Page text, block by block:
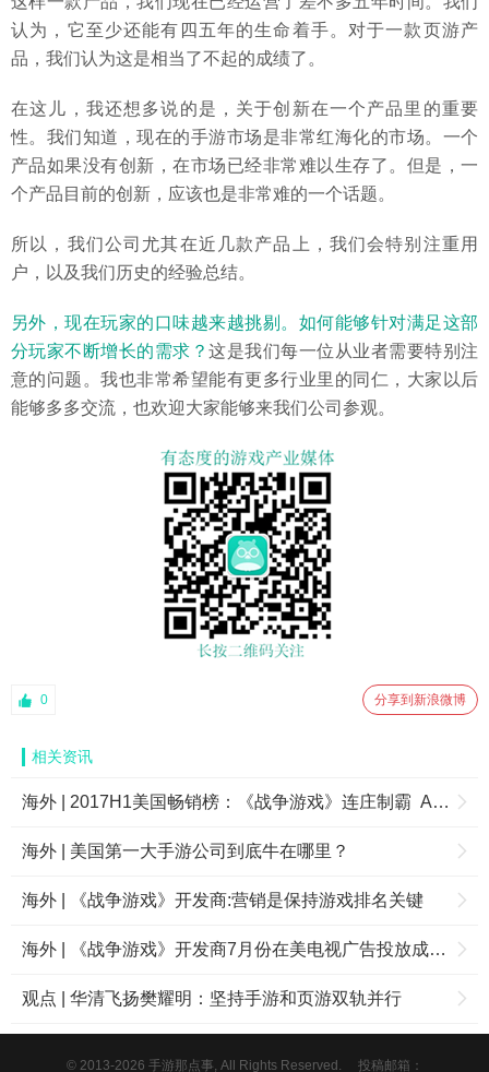
认为，它至少还能有四五年的生命着手。对于一款页游产
品，我们认为这是相当了不起的成绩了。
在这儿，我还想多说的是，关于创新在一个产品里的重要
性。我们知道，现在的手游市场是非常红海化的市场。一个
产品如果没有创新，在市场已经非常难以生存了。但是，一
个产品目前的创新，应该也是非常难的一个话题。
所以，我们公司尤其在近几款产品上，我们会特别注重用
户，以及我们历史的经验总结。
另外，现在玩家的口味越来越挑剔。如何能够针对满足这部
分玩家不断增长的需求？这是我们每一位从业者需要特别注
意的问题。我也非常希望能有更多行业里的同仁，大家以后
能够多多交流，也欢迎大家能够来我们公司参观。
0 分享到新浪微博
相关资讯
海外 | 2017H1美国畅销榜：《战争游戏》连庄制霸 ARPG市场一片蓝海
海外 | 美国第一大手游公司到底牛在哪里？
海外 | 《战争游戏》开发商:营销是保持游戏排名关键
海外 | 《战争游戏》开发商7月份在美电视广告投放成本达870万美元
观点 | 华清飞扬樊耀明：坚持手游和页游双轨并行
© 2013-2026 手游那点事, All Rights Reserved. 投稿邮箱：